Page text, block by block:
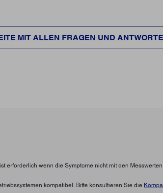
MIT ALLEN FRAGEN UND
erforderlich wenn die Symptome nicht mit den
kompatibel. Bitte konsultieren Sie die